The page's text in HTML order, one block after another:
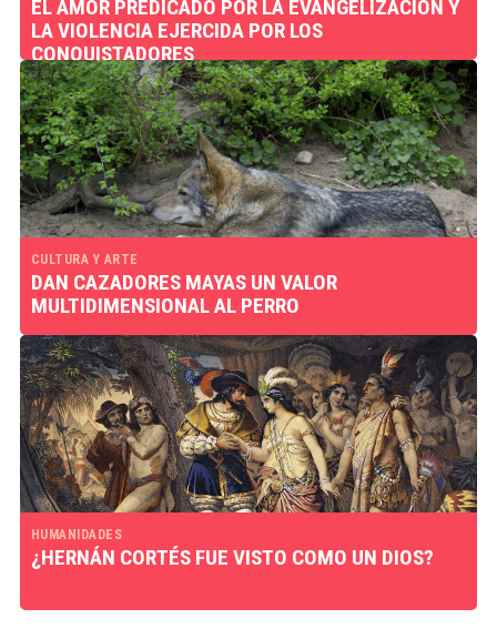
EL AMOR PREDICADO POR LA EVANGELIZACIÓN Y
LA VIOLENCIA EJERCIDA POR LOS
CONQUISTADORES
CULTURA Y ARTE
DAN CAZADORES MAYAS UN VALOR
MULTIDIMENSIONAL AL PERRO
HUMANIDADES
¿HERNÁN CORTÉS FUE VISTO COMO UN DIOS?